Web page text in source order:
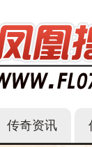
传奇资讯